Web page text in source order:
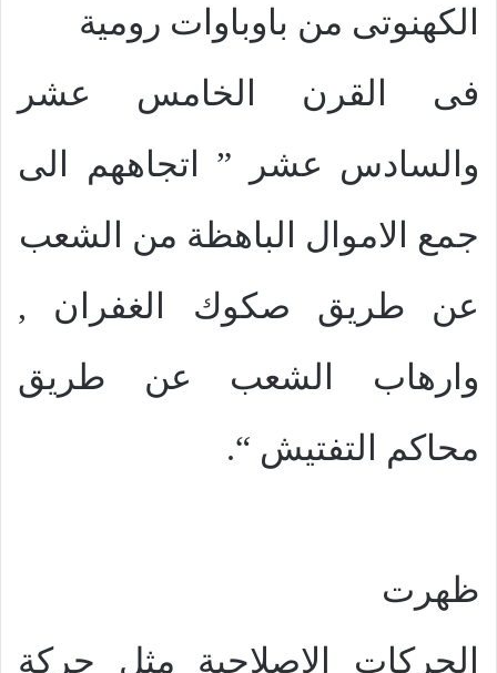
الكهنوتى من باوباوات رومية
فى القرن الخامس عشر
والسادس عشر ” اتجاههم الى
جمع الاموال الباهظة من الشعب
عن طريق صكوك الغفران ,
وارهاب الشعب عن طريق
محاكم التفتيش “.
ظهرت
الحركات الاصلاحية مثل حركة